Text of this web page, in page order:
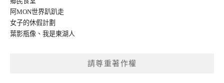
阿MON世界趴趴走
女子的休假計劃
葉影瓶像 、 我是東湖人
請尊重著作權